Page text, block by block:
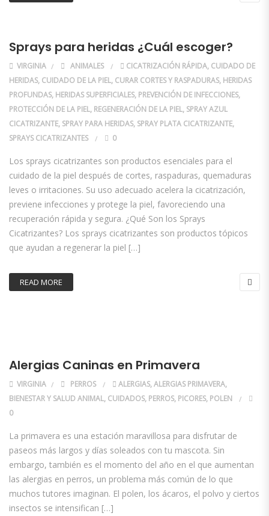
Sprays para heridas ¿Cuál escoger?
VIRGINIA ANIMALES CICATRIZACIÓN RÁPIDA, CUIDADO DE
HERIDAS, CUIDADO DE LA PIEL, CURAR CORTES Y RASPADURAS, HERIDAS
PROFUNDAS, HERIDAS SUPERFICIALES, PREVENCIÓN DE INFECCIONES,
PROTECCIÓN DE LA PIEL, REGENERACIÓN DE LA PIEL, SPRAY AZUL
CICATRIZANTE, SPRAY PARA HERIDAS, SPRAY PLATA CICATRIZANTE,
SPRAYS CICATRIZANTES
0
Los sprays cicatrizantes son productos esenciales para el
cuidado de la piel después de cortes, raspaduras, quemaduras
leves o irritaciones. Su uso adecuado acelera la cicatrización,
previene infecciones y protege la piel, favoreciendo una
recuperación rápida y segura. ¿Qué Son los Sprays
Cicatrizantes? Los sprays cicatrizantes son productos tópicos
que ayudan a regenerar la piel […]
READ MORE
Alergias Caninas en Primavera
VIRGINIA PERROS ALERGIAS,ALERGIAS PRIMAVERA,
BIENESTAR Y SALUD ANIMAL, CUIDADOS, PERROS, PICORES, POLEN
0
La primavera es una estación maravillosa para disfrutar de
paseos más largos y días soleados con tu mascota. Sin
embargo, también es el momento del año en el que aumentan
las alergias en perros, un problema más común de lo que
muchos tutores imaginan. El polen, los ácaros, el polvo y ciertos
insectos se intensifican […]